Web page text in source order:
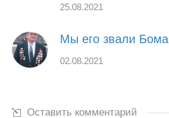
25.08.2021
Мы его звали Бома
02.08.2021
Оставить комментарий